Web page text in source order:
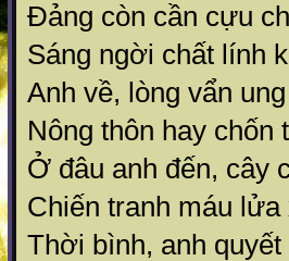
Đảng còn cần cựu
Sáng ngời chất lính
Anh về, lòng vẩn
Nông thôn hay chốn
Ở đâu anh đến, cây
Chiến tranh máu lửa
Thời bình, anh